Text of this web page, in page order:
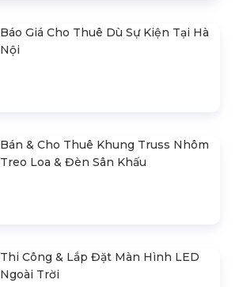
Báo Giá Cho Thuê Dù Sự Kiện Tại Hà
Nội
Bán & Cho Thuê Khung Truss Nhôm
Treo Loa & Đèn Sân Khấu
Thi Công & Lắp Đặt Màn Hình LED
Ngoài Trời